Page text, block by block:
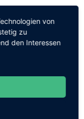
von
zu
den Interessen